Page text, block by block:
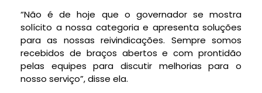
“Não é de hoje que o governador se mostra
solícito a nossa categoria e apresenta soluções
para as nossas reivindicações. Sempre somos
recebidos de braços abertos e com prontidão
pelas equipes para discutir melhorias para o
nosso serviço”, disse ela.